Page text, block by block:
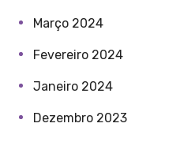
Março 2024
Fevereiro 2024
Janeiro 2024
Dezembro 2023